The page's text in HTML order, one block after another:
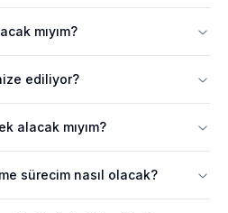
mıyım?
ediliyor?
alacak mıyım?
sürecim nasıl olacak?